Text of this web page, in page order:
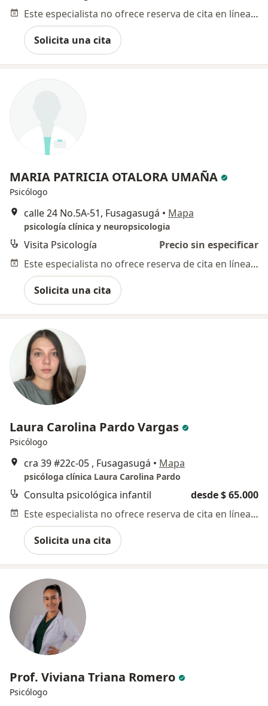
Este especialista no ofrece reserva de cita en línea en esta dirección.
Solicita una cita
MARIA PATRICIA OTALORA UMAÑA
Psicólogo
calle 24 No.5A-51, Fusagasugá • Mapa
psicología clínica y neuropsicologia
Visita Psicología
Precio sin especificar
Este especialista no ofrece reserva de cita en línea en esta dirección.
Solicita una cita
Laura Carolina Pardo Vargas
Psicólogo
cra 39 #22c-05 , Fusagasugá • Mapa
psicóloga clínica Laura Carolina Pardo
Consulta psicológica infantil
desde $ 65.000
Este especialista no ofrece reserva de cita en línea en esta dirección.
Solicita una cita
Prof. Viviana Triana Romero
Psicólogo